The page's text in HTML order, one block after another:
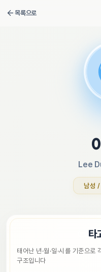
목록으로
Lee
남성
타
태어난 년·월·일·시를 기준으
구조입니다